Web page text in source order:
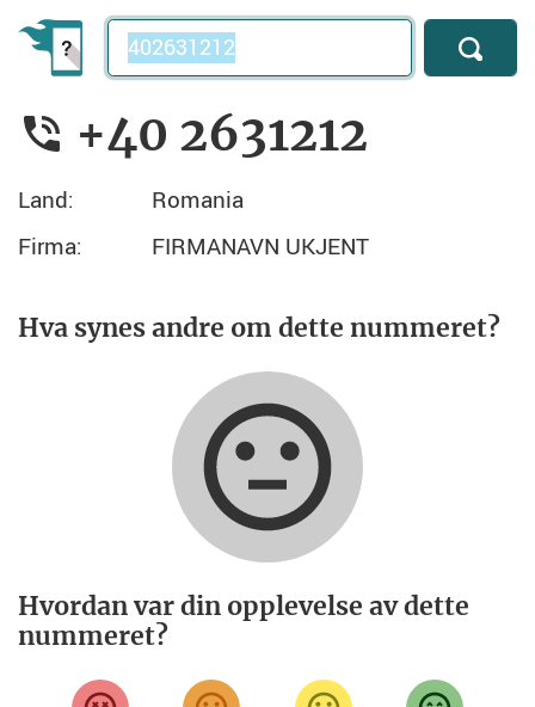
Telefonnummer
+40 2631212
Land:
Romania
Firma:
FIRMANAVN UKJENT
Hva synes andre om dette nummeret?
Hvordan var din opplevelse av dette
nummeret?